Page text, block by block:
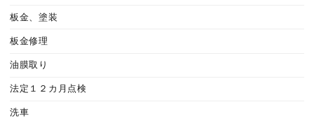
板金、塗装
板金修理
油膜取り
法定１２カ月点検
洗車